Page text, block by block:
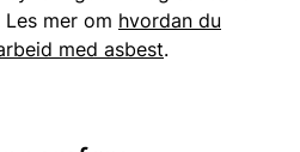
mer om hvordan du
med asbest.